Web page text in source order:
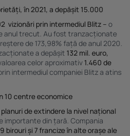
în 2021, a depășit 15.000
vizionări prin intermediul Blitz – o
anul trecut. Au fost tranzacționate
de 173,98% față de anul 2020.
a depășit 132 mil. euro,
celor aproximativ 1.460 de
intermediul companiei Blitz a atins
10 centre economice
de extindere la nivel național
importante din țară. Compania
birouri și 7 francize în alte orașe ale